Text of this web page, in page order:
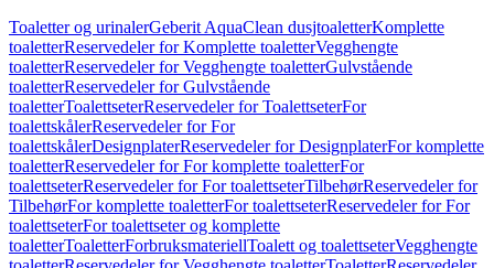
Toaletter og urinalerGeberit AquaClean dusjtoaletterKomplette
toaletterReservedeler for Komplette toaletterVegghengte
toaletterReservedeler for Vegghengte toaletterGulvstående
toaletterReservedeler for Gulvstående
toaletterToalettseterReservedeler for ToalettseterFor
toalettskålerReservedeler for For
toalettskålerDesignplaterReservedeler for DesignplaterFor komplette
toaletterReservedeler for For komplette toaletterFor
toalettseterReservedeler for For toalettseterTilbehørReservedeler for
TilbehørFor komplette toaletterFor toalettseterReservedeler for For
toalettseterFor toalettseter og komplette
toaletterToaletterForbruksmateriellToalett og toalettseterVegghengte